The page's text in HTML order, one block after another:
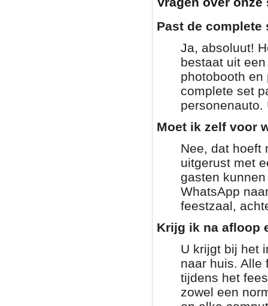
Past de complete
Ja, absoluut!
bestaat uit
photobooth en
complete set
personenauto.
Moet ik zelf voor
Nee, dat hoeft
uitgerust met
gasten
WhatsApp
feestzaal,
Krijg ik na afloop
U krijgt bij het
naar huis. Alle
tijdens het
zowel een